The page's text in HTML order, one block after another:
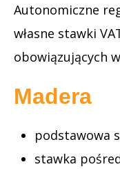
Autonomiczne
własne stawki
obowiązujących
Madera
podstawowa
stawka